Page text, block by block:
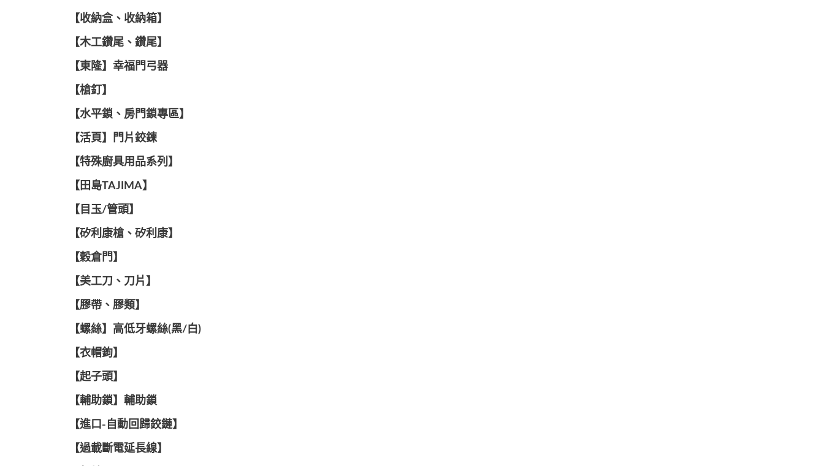
【收納盒、收納箱】
【木工鑽尾、鑽尾】
【東隆】幸福門弓器
【槍釘】
【水平鎖、房門鎖專區】
【活頁】門片鉸鍊
【特殊廚具用品系列】
【田島TAJIMA】
【目玉/管頭】
【矽利康槍、矽利康】
【穀倉門】
【美工刀、刀片】
【膠帶、膠類】
【螺絲】高低牙螺絲(黑/白)
【衣帽鉤】
【起子頭】
【輔助鎖】輔助鎖
【進口-自動回歸鉸鏈】
【過載斷電延長線】